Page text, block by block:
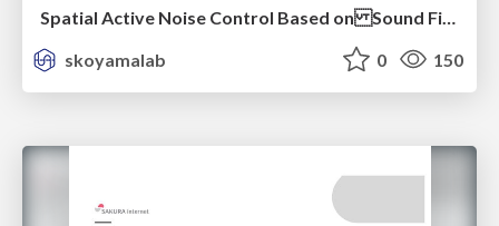
skoyamalab
0 150